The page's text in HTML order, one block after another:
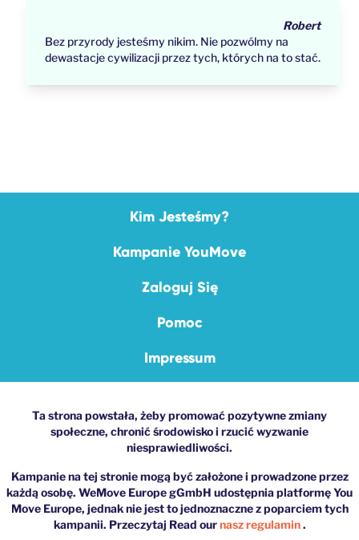
Robert
Bez przyrody jesteśmy nikim. Nie pozwólmy na
dewastacje cywilizacji przez tych, których na to stać.
Kim Jesteśmy?
Kampanie YouMove
Zaloguj Się
Pomoc
Impressum
Ta strona powstała, żeby promować pozytywne zmiany
społeczne, chronić środowisko i rzucić wyzwanie
niesprawiedliwości.
Kampanie na tej stronie mogą być założone i prowadzone przez
każdą osobę. WeMove Europe gGmbH udostępnia platformę You
Move Europe, jednak nie jest to jednoznaczne z poparciem tych
kampanii. Przeczytaj Read ournasz regulamin.